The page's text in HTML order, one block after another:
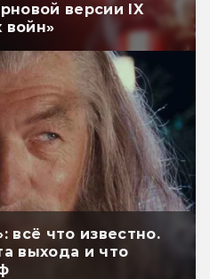
версии IX
войн»
всё что известно.
выхода и что